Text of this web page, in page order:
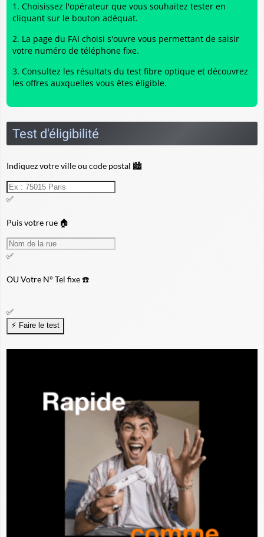
Choisissez l'opérateur que vous souhaitez tester en
cliquant sur le bouton adéquat.
La page du FAI choisi s'ouvre vous permettant de saisir
votre numéro de téléphone fixe.
Consultez les résultats du test fibre optique et découvrez
les offres auxquelles vous êtes éligible.
Test d'éligibilité
Indiquez votre ville ou code postal 🏙️
✅
Puis votre rue 🏠
✅
OUVotre N° Tel fixe ☎️
✅